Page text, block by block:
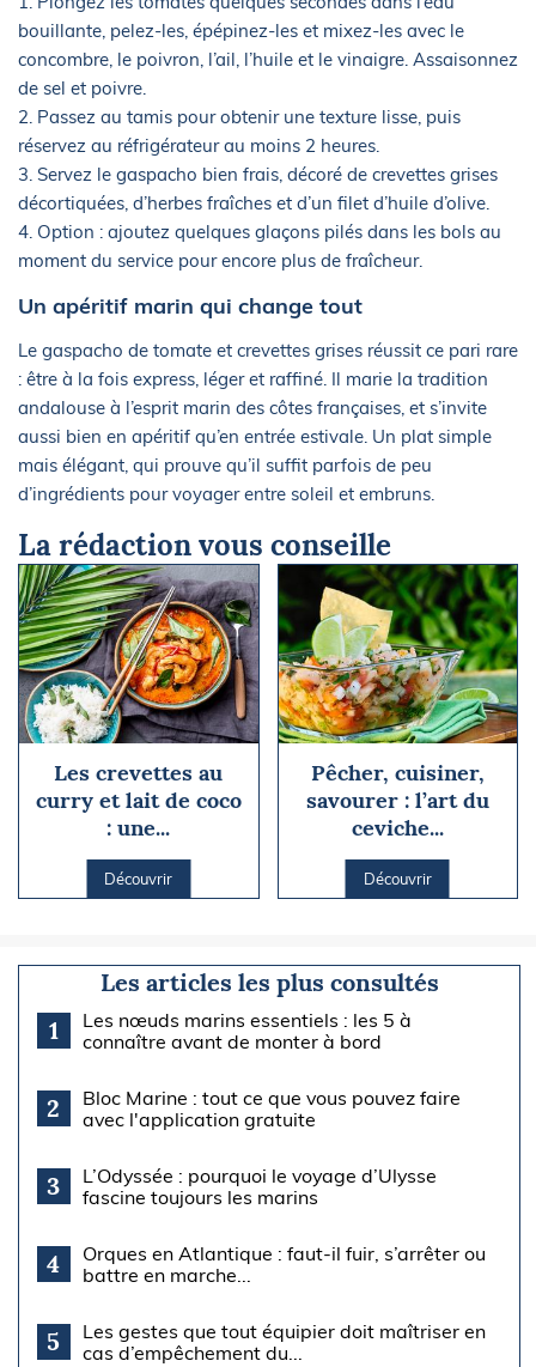
bouillante, pelez-les, épépinez-les et mixez-les avec le
concombre, le poivron, l’ail, l’huile et le vinaigre. Assaisonnez
de sel et poivre.
2. Passez au tamis pour obtenir une texture lisse, puis
réservez au réfrigérateur au moins 2 heures.
3. Servez le gaspacho bien frais, décoré de crevettes grises
décortiquées, d’herbes fraîches et d’un filet d’huile d’olive.
4. Option : ajoutez quelques glaçons pilés dans les bols au
moment du service pour encore plus de fraîcheur.
Un apéritif marin qui change tout
Le gaspacho de tomate et crevettes grises réussit ce pari rare
: être à la fois express, léger et raffiné. Il marie la tradition
andalouse à l’esprit marin des côtes françaises, et s’invite
aussi bien en apéritif qu’en entrée estivale. Un plat simple
mais élégant, qui prouve qu’il suffit parfois de peu
d’ingrédients pour voyager entre soleil et embruns.
La rédaction vous conseille
Les crevettes au
curry et lait de coco
: une...
Découvrir
Pêcher, cuisiner,
savourer : l’art du
ceviche...
Découvrir
Les articles les plus consultés
1
Les nœuds marins essentiels : les 5 à
connaître avant de monter à bord
2
Bloc Marine : tout ce que vous pouvez faire
avec l'application gratuite
3
L’Odyssée : pourquoi le voyage d’Ulysse
fascine toujours les marins
4
Orques en Atlantique : faut-il fuir, s’arrêter ou
battre en marche...
5
Les gestes que tout équipier doit maîtriser en
cas d’empêchement du...